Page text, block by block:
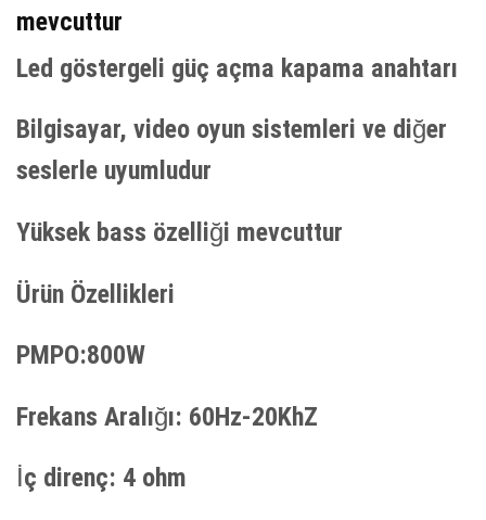
mevcuttur
Led göstergeli güç açma kapama anahtarı
Bilgisayar, video oyun sistemleri ve diğer
seslerle uyumludur
Yüksek bass özelliği mevcuttur
Ürün Özellikleri
PMPO:800W
Frekans Aralığı: 60Hz-20KhZ
İç direnç: 4 ohm